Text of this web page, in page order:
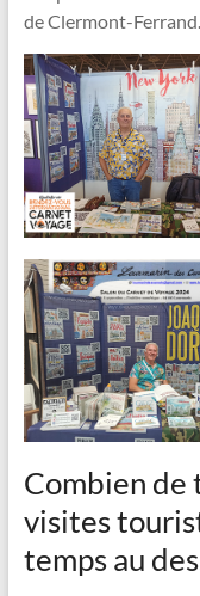
de Clermont-Ferrand.
Combien de
visites
temps au